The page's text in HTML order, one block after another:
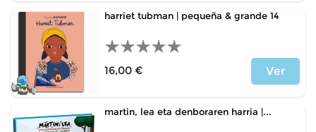
harriet tubman | pequeña & grande 14
16,00 €
Ver
martin, lea eta denboraren harria |...